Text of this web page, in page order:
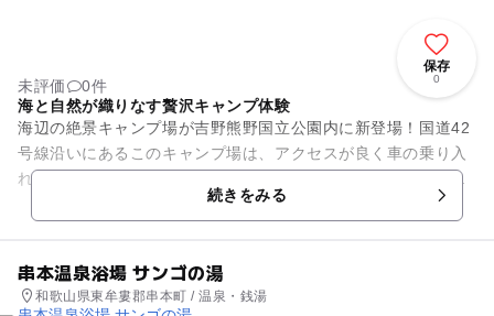
保存
0
未評価
0件
海と自然が織りなす贅沢キャンプ体験
海辺の絶景キャンプ場が吉野熊野国立公園内に新登場！国道42
号線沿いにあるこのキャンプ場は、アクセスが良く車の乗り入
れも可能。目の前には広がる海、釣りやシュノーケリング、SU
続きをみる
串本温泉浴場 サンゴの湯
和歌山県東牟婁郡串本町 / 温泉・銭湯